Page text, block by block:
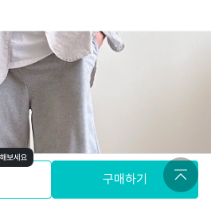
구매하기